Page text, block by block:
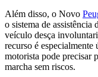
Além disso, o Novo
o sistema de assistência
veículo desça
recurso é
motorista pode precisar
marcha sem riscos.